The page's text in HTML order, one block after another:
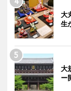
大
生
大
ー